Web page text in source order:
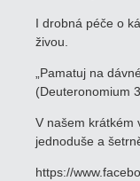
I drobná péče o
živou.
„Pamatuj na
(Deuteronomium
V našem krátkém
jednoduše a
https://